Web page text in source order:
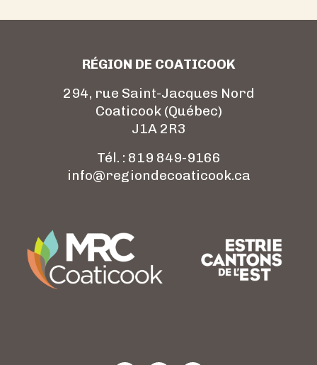
RÉGION DE COATICOOK
294, rue Saint-Jacques Nord
Coaticook (Québec)
J1A 2R3
Tél. : 819 849-9166
info@regiondecoaticook.ca